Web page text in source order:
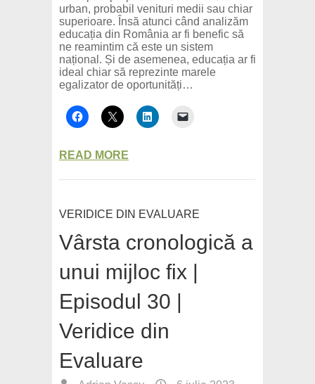
urban, probabil venituri medii sau chiar
superioare. Însă atunci când analizăm
educația din România ar fi benefic să
ne reamintim că este un sistem
național. Și de asemenea, educația ar fi
ideal chiar să reprezinte marele
egalizator de oportunități…
READ MORE
VERIDICE DIN EVALUARE
Vârsta cronologică a
unui mijloc fix |
Episodul 30 |
Veridice din
Evaluare